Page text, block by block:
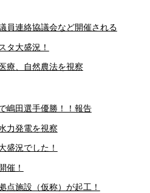
員連絡協議会など開催される
タ大盛況！
療、自然農法を視察
嶋田選手優勝！！報告
力発電を視察
盛況でした！
催！
点施設（仮称）が起工！